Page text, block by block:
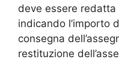
deve essere
indicando l’importo
consegna
restituzione